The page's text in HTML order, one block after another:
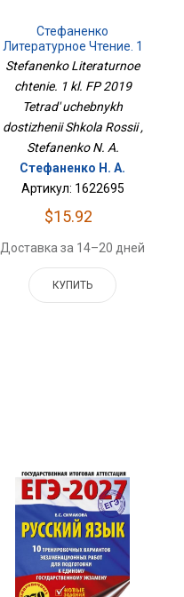
Стефаненко
Литературное Чтение. 1
Кл. ФП 2019 Тетрадь
Школа России
Stefanenko Literaturnoe
chtenie. 1 kl. FP 2019
Tetrad' uchebnykh
dostizhenii Shkola Rossii ,
Stefanenko N. A.
Стефаненко Н. А.
Артикул: 1622695
$15.92
Доставка за 14–20 дней
КУПИТЬ